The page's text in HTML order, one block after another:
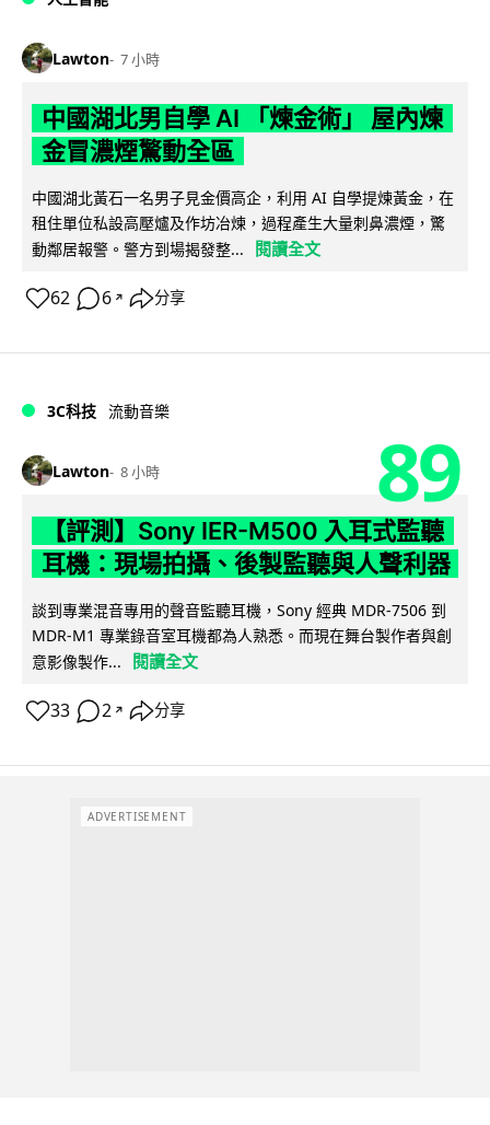
Lawton 7 小時
中國湖北男自學 AI 「煉金術」 屋內煉
金冒濃煙驚動全區
中國湖北黃石一名男子見金價高企，利用 AI 自學提煉黃金，在
租住單位私設高壓爐及作坊冶煉，過程產生大量刺鼻濃煙，驚
動鄰居報警。警方到場揭發整...
閱讀全文
62 6 ↗ 分享
3C科技 流動音樂
Lawton 8 小時 89
【評測】Sony IER-M500 入耳式監聽
耳機：現場拍攝、後製監聽與人聲利器
談到專業混音專用的聲音監聽耳機，Sony 經典 MDR-7506 到
MDR-M1 專業錄音室耳機都為人熟悉。而現在舞台製作者與創
意影像製作...
閱讀全文
33 2 ↗ 分享
ADVERTISEMENT